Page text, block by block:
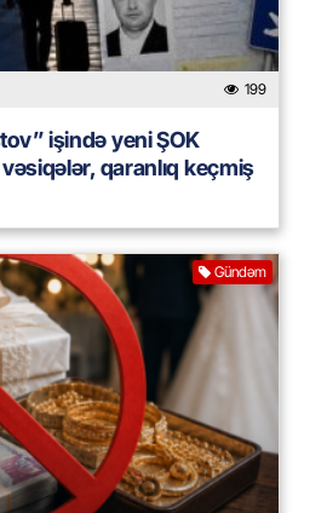
199
işində yeni ŞOK
qaranlıq keçmiş
Gündəm